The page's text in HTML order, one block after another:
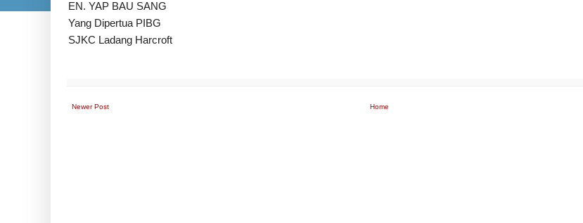
EN. YAP BAU SANG
Yang Dipertua PIBG
SJKC Ladang Harcroft
Newer Post Home